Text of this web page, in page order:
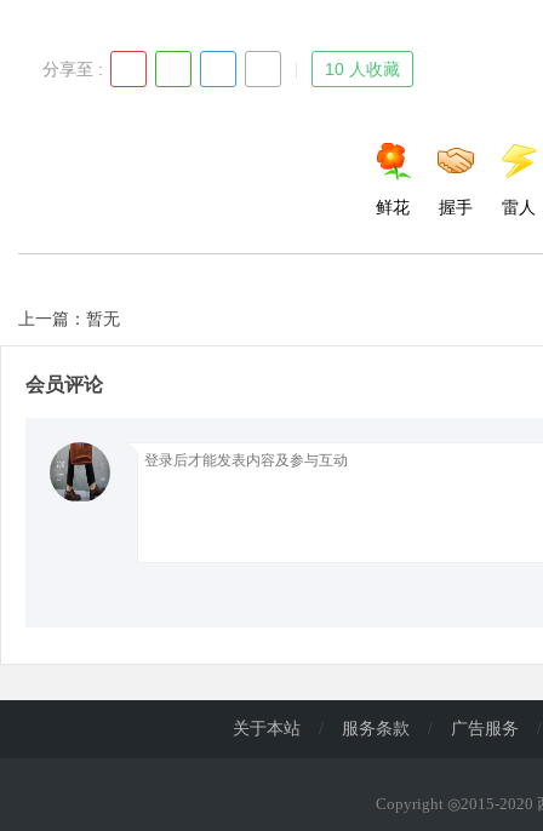
分享至 : 10 人收藏
鲜花 握手 雷人
上一篇：暂无
会员评论
关于本站 / 服务条款 / 广告服务 /
Copyright ◎2015-2020